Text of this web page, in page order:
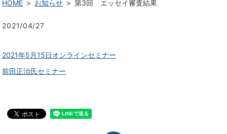
HOME お知らせ 第3回 エッセイ審査結果
2021/04/27
2021年5月15日オンラインセミナー
前田正治氏セミナー